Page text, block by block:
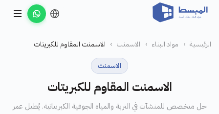
الرئيسية › مواد البناء › الاسمنت › الاسمنت المقاوم للكبريتات
الاسمنت
الاسمنت المقاوم للكبريتات
حل متخصص للمنشآت في التربة والمياه الجوفية الكبريتاتية. يُطيل عمر